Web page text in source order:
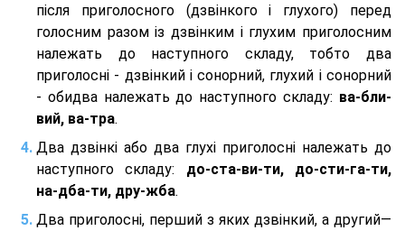
після приголосного (дзвінкого і глухого) перед
голосним разом із дзвінким і глухим приголосним
належать до наступного складу, тобто два
приголосні - дзвінкий і сонорний, глухий і сонорний
- обидва належать до наступного складу: ва-бли-
вий, ва-тра.
Два дзвінкі або два глухі приголосні належать до
наступного складу: до-ста-ви-ти, до-сти-га-ти,
на-дба-ти, дру-жба.
Два приголосні, перший з яких дзвінкий, а другий—